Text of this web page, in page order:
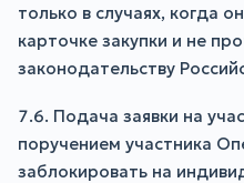
только в случаях, когда
карточке закупки и не
законодательству
7.6. Подача заявки на
поручением участника
заблокировать на